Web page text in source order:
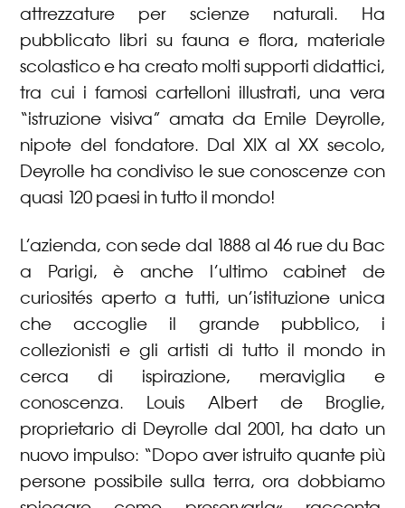
attrezzature per scienze naturali. Ha
pubblicato libri su fauna e flora, materiale
scolastico e ha creato molti supporti didattici,
tra cui i famosi cartelloni illustrati, una vera
“istruzione visiva” amata da Emile Deyrolle,
nipote del fondatore. Dal XIX al XX secolo,
Deyrolle ha condiviso le sue conoscenze con
quasi 120 paesi in tutto il mondo!
L’azienda, con sede dal 1888 al 46 rue du Bac
a Parigi, è anche l’ultimo cabinet de
curiosités aperto a tutti, un’istituzione unica
che accoglie il grande pubblico, i
collezionisti e gli artisti di tutto il mondo in
cerca di ispirazione, meraviglia e
conoscenza. Louis Albert de Broglie,
proprietario di Deyrolle dal 2001, ha dato un
nuovo impulso: “Dopo aver istruito quante più
persone possibile sulla terra, ora dobbiamo